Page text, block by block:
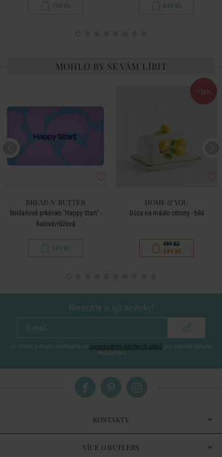
799 Kč 349 Kč
MOHLO BY SE VÁM LÍBIT
BREAD N' BUTTER
Snídaňové prkénko "Happy Start" -
fialová/růžová
199 Kč
-30 %
HOME & YOU
Dóza na máslo citrony - bílá
499 Kč
349 Kč
Nenechte si ujít novinky!
vložením e-mailu souhlasíte se zpracováním osobních údajů pro zasílání našeho
newsletteru
KONTAKTY
VÍCE O BUTLERS